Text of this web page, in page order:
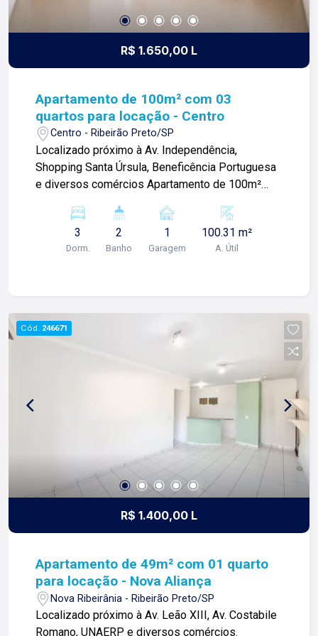
R$ 1.650,00 L
Apartamento de 100m² com 03
quartos para locação - Centro
Centro - Ribeirão Preto/SP
Localizado próximo à Av. Independência,
Shopping Santa Úrsula, Beneficência Portuguesa
e diversos comércios Apartamento de 100m²
banheiro social; -Cozinha planejada; -Área de
serviços; -01 vaga de garagem; Para mais
informações e agendar visita, entre em contato.
construímos laços fortes e indeléveis com
nossos proprietários e clientes. Somos uma
arrojo e a força comercial da atualidade. A Lago é
sua principal imobiliária em Ribeirão Preto!
3
Dorm.
2
Banho
1
Garagem
100.31 m²
A. Útil
Cód. 246671
R$ 1.400,00 L
Apartamento de 49m² com 01 quarto
para locação - Nova Aliança
Nova Ribeirânia - Ribeirão Preto/SP
Localizado próximo à Av. Leão XIII, Av. Costabile
Romano, UNAERP e diversos comércios.